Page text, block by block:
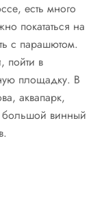
есть много
покататься на
с парашютом.
пойти в
площадку. В
аквапарк,
винный